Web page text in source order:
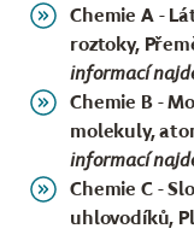
Chemie A -
roztoky,
informací
Chemie B -
molekuly,
informací
Chemie C -
uhlovodíků,